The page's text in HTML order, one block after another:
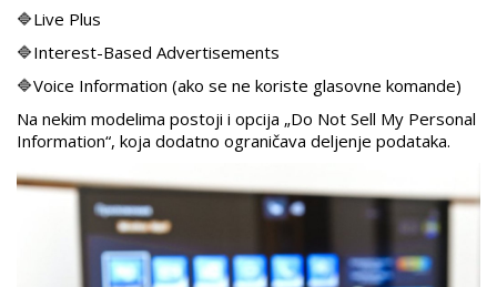
🔷Live Plus
🔷Interest-Based Advertisements
🔷Voice Information (ako se ne koriste glasovne komande)
Na nekim modelima postoji i opcija „Do Not Sell My Personal
Information“, koja dodatno ograničava deljenje podataka.